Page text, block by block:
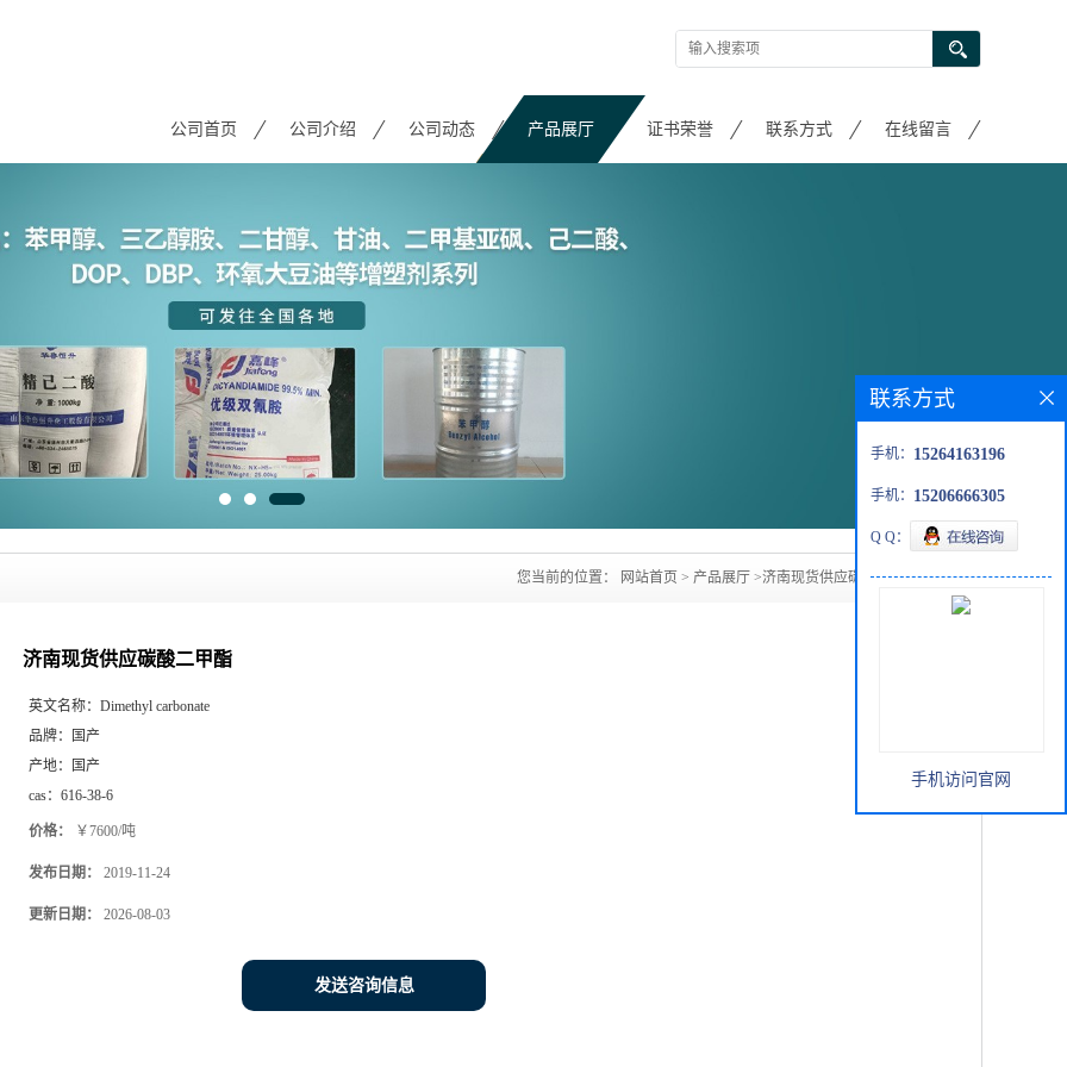
公司首页 公司介绍 公司动态 产品展厅 证书荣誉 联系方式 在线留言
您当前的位置： 网站首页 > 产品展厅 >济南现货供应碳酸二甲酯
济南现货供应碳酸二甲酯
英文名称： Dimethyl carbonate
品牌：
国产
产地：
国产
cas： 616-38-6
价格： ￥7600/吨
发布日期： 2019-11-24
更新日期： 2026-08-03
发送咨询信息
联系方式
手机： 15264163196
手机： 15206666305
Q Q：
手机访问官网